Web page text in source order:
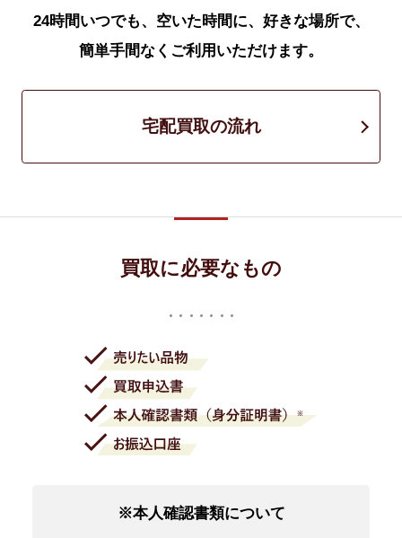
24時間いつでも、空いた時間に、好きな場所で、
簡単手間なくご利用いただけます。
宅配買取の流れ
買取に必要なもの
※本人確認書類について